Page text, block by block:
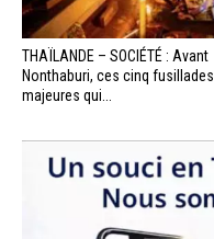
THAÏLANDE – SOCIÉTÉ : Avant
Nonthaburi, ces cinq fusillades
majeures qui...